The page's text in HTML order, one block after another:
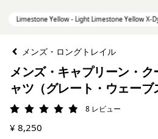
メンズ・ロングトレイル
メンズ・キャプリーン・
ャツ（グレート・ウェーブ
評価: 4.9 / 5
8 レビュー
¥ 8,250